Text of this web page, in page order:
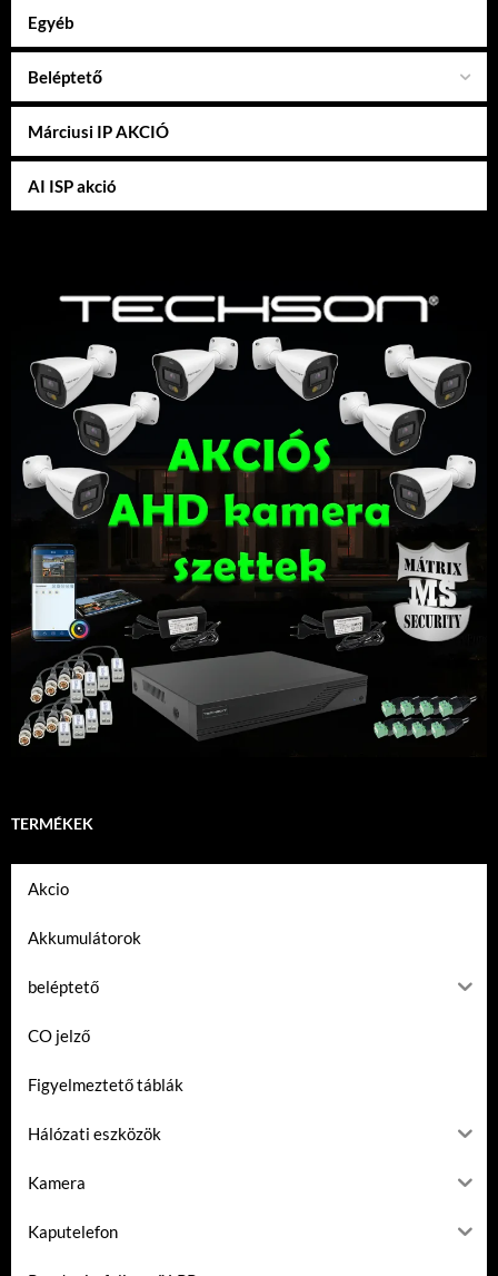
Egyéb
Beléptető
Márciusi IP AKCIÓ
AI ISP akció
TERMÉKEK
Akcio
Akkumulátorok
beléptető
CO jelző
Figyelmeztető táblák
Hálózati eszközök
Kamera
Kaputelefon